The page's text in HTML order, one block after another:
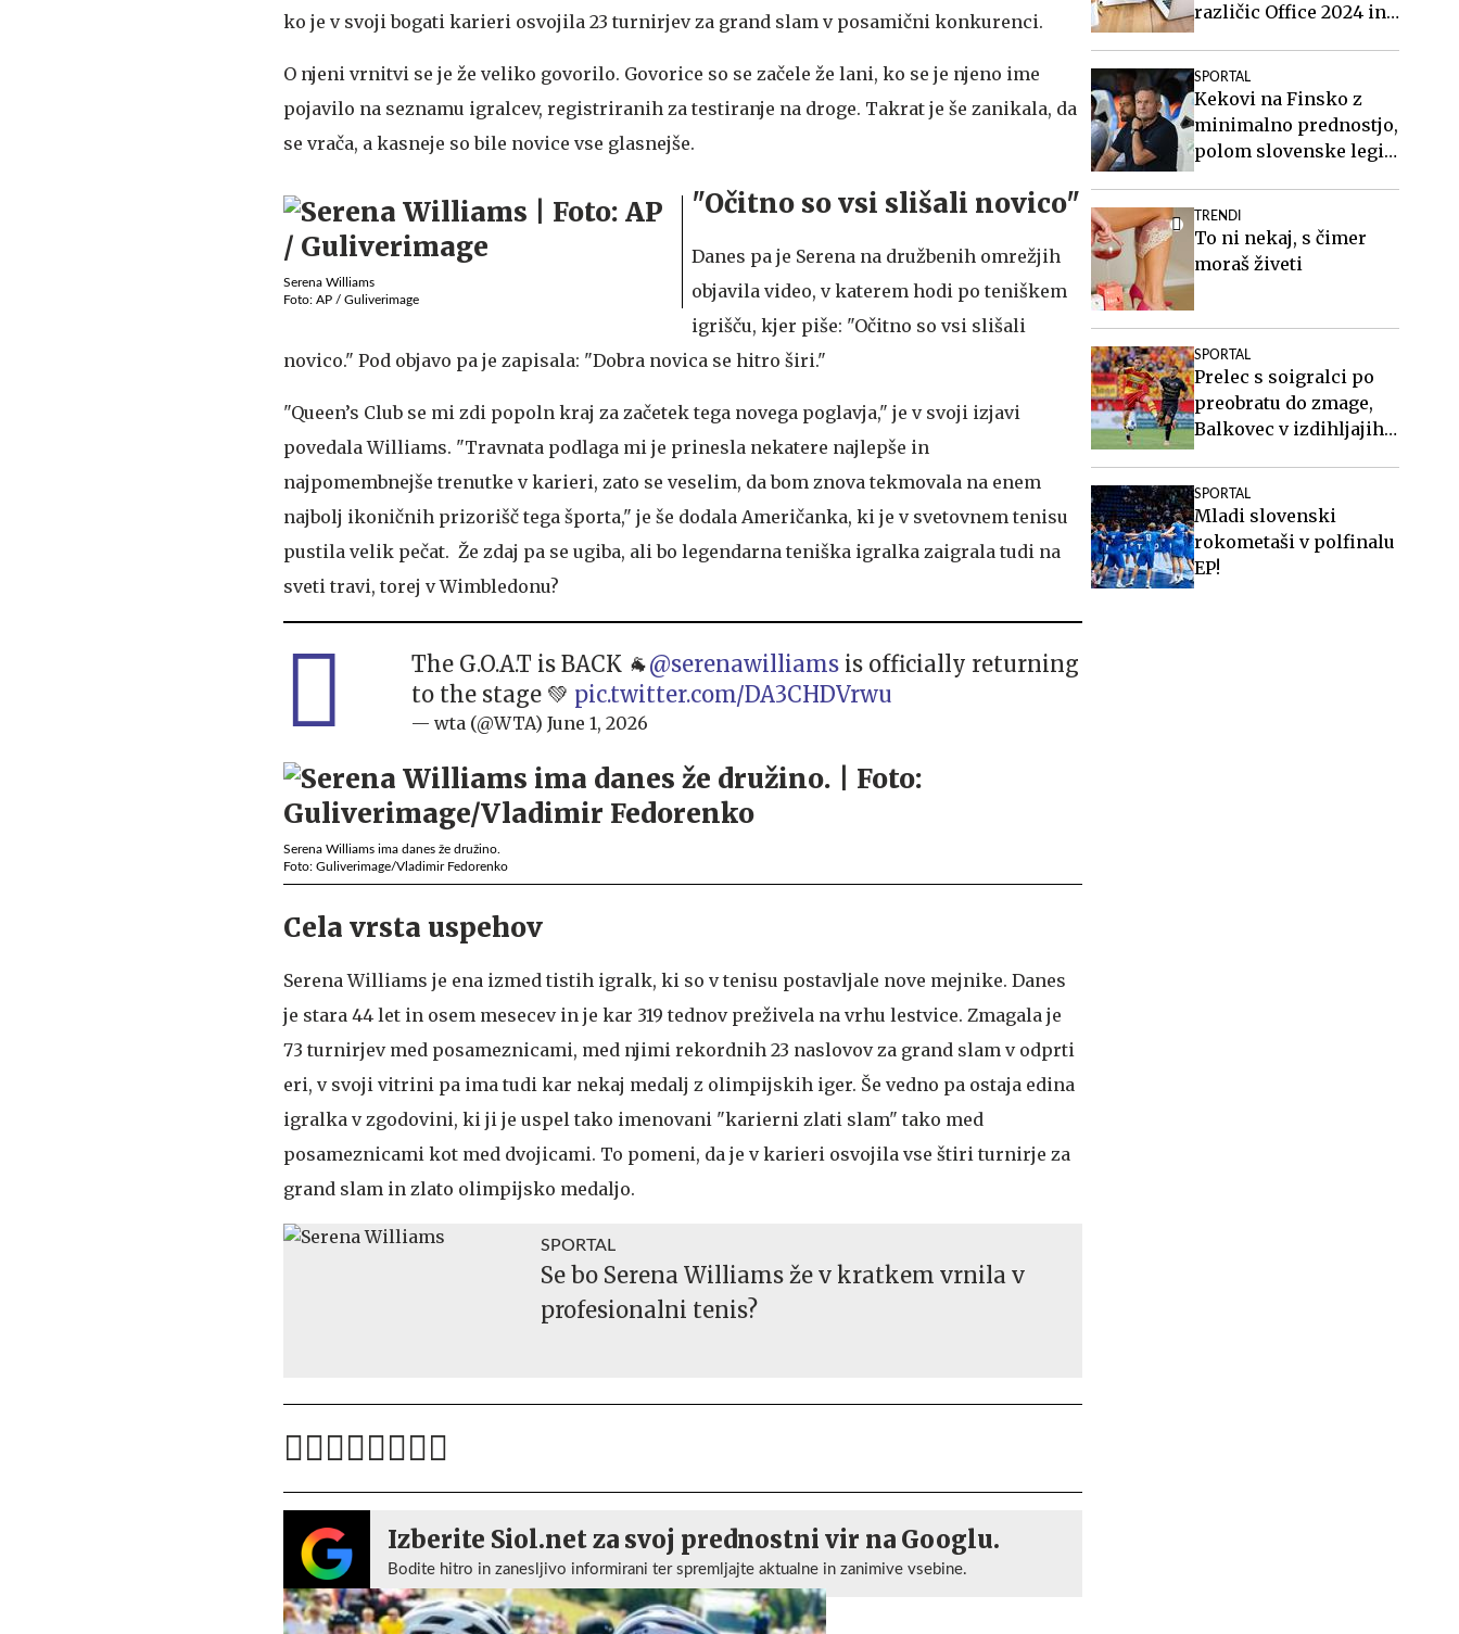
ko je v svoji bogati karieri osvojila 23 turnirjev za grand slam v posamični konkurenci.
O njeni vrnitvi se je že veliko govorilo. Govorice so se začele že lani, ko se je njeno ime
pojavilo na seznamu igralcev, registriranih za testiranje na droge. Takrat je še zanikala, da
se vrača, a kasneje so bile novice vse glasnejše.
Serena Williams
Foto: AP / Guliverimage
"Očitno so vsi slišali novico"
Danes pa je Serena na družbenih omrežjih
objavila video, v katerem hodi po teniškem
igrišču, kjer piše: "Očitno so vsi slišali
novico." Pod objavo pa je zapisala: "Dobra novica se hitro širi."
"Queen’s Club se mi zdi popoln kraj za začetek tega novega poglavja," je v svoji izjavi
povedala Williams. "Travnata podlaga mi je prinesla nekatere najlepše in
najpomembnejše trenutke v karieri, zato se veselim, da bom znova tekmovala na enem
najbolj ikoničnih prizorišč tega športa," je še dodala Američanka, ki je v svetovnem tenisu
pustila velik pečat. Že zdaj pa se ugiba, ali bo legendarna teniška igralka zaigrala tudi na
sveti travi, torej v Wimbledonu?
The G.O.A.T is BACK 🐐@serenawilliams is officially returning
to the stage 💚 pic.twitter.com/DA3CHDVrwu
— wta (@WTA) June 1, 2026
Serena Williams ima danes že družino.
Foto: Guliverimage/Vladimir Fedorenko
Cela vrsta uspehov
Serena Williams je ena izmed tistih igralk, ki so v tenisu postavljale nove mejnike. Danes
je stara 44 let in osem mesecev in je kar 319 tednov preživela na vrhu lestvice. Zmagala je
73 turnirjev med posameznicami, med njimi rekordnih 23 naslovov za grand slam v odprti
eri, v svoji vitrini pa ima tudi kar nekaj medalj z olimpijskih iger. Še vedno pa ostaja edina
igralka v zgodovini, ki ji je uspel tako imenovani "karierni zlati slam" tako med
posameznicami kot med dvojicami. To pomeni, da je v karieri osvojila vse štiri turnirje za
grand slam in zlato olimpijsko medaljo.
SPORTAL
Se bo Serena Williams že v kratkem vrnila v
profesionalni tenis?
Izberite Siol.net za svoj prednostni vir na Googlu.
Bodite hitro in zanesljivo informirani ter spremljajte aktualne in zanimive vsebine.
različic Office 2024 in
SPORTAL
Kekovi na Finsko z
minimalno prednostjo,
polom slovenske legije
TRENDI
To ni nekaj, s čimer
moraš živeti
SPORTAL
Prelec s soigralci po
preobratu do zmage,
Balkovec v izdihljajih
SPORTAL
Mladi slovenski
rokometaši v polfinalu
EP!